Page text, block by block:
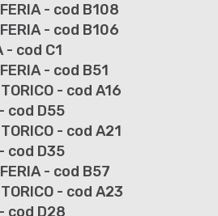
- cod B108
- cod B106
cod C1
- cod B51
- cod A16
cod D55
- cod A21
cod D35
- cod B57
- cod A23
cod D28